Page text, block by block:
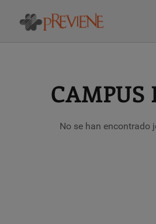
CAMPUS
No se han encontrado